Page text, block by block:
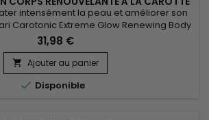
PEAU DOUCE ET RAYONNANTE
intensément la peau et améliorer son
Carotonic Extreme Glow Renewing Body
nourrissant et revitalisant idéal pour
de confort et de luminosité. Sa formule
Graines de Carotte, les Vitamines C & E,
de Réglisse et l’Extrait de...
31,98 €
 Ajouter au panier
 Disponible